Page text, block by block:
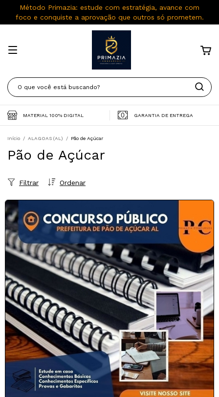
Método Primazia: estude com estratégia, avance com
foco e conquiste a aprovação que outros só prometem.
MATERIAL 100% DIGITAL GARANTIA DE ENTREGA
Início / ALAGOAS (AL) / Pão de Açúcar
Pão de Açúcar
Ordenar
Filtrar